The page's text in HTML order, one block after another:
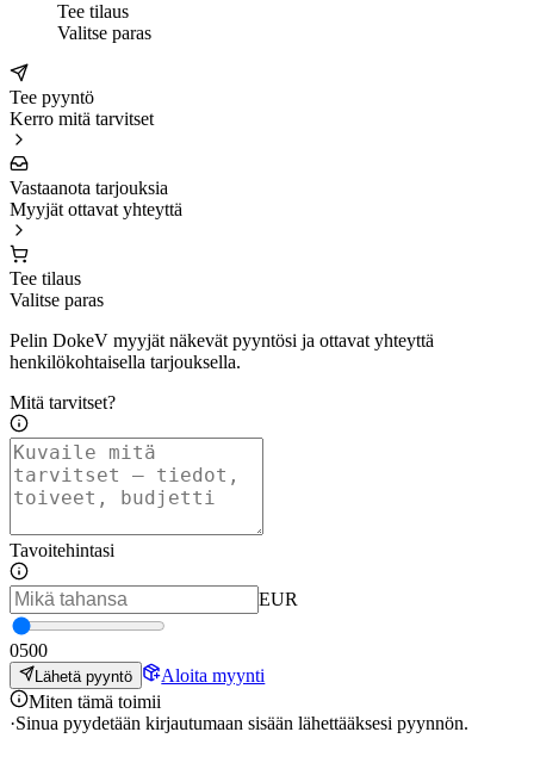
Tee tilaus
Valitse paras
Tee pyyntö
Kerro mitä tarvitset
Vastaanota tarjouksia
Myyjät ottavat yhteyttä
Tee tilaus
Valitse paras
Pelin DokeV myyjät näkevät pyyntösi ja ottavat yhteyttä
henkilökohtaisella tarjouksella.
Mitä tarvitset?
Tavoitehintasi
EUR
0500
Lähetä pyyntö
Aloita myynti
Miten tämä toimii
·Sinua pyydetään kirjautumaan sisään lähettääksesi pyynnön.